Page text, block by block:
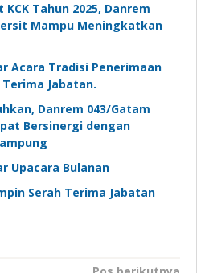
Tahun 2025, Danrem
Mampu Meningkatkan
Acara Tradisi Penerimaan
Jabatan.
Danrem 043/Gatam
Bersinergi dengan
Upacara Bulanan
Serah Terima Jabatan